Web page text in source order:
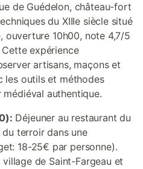
de Guédelon, château-fort
du XIIIe siècle situé
ouverture 10h00, note 4,7/5
expérience
artisans, maçons et
outils et méthodes
authentique.
Déjeuner au restaurant du
terroir dans une
18-25€ par personne).
de Saint-Fargeau et